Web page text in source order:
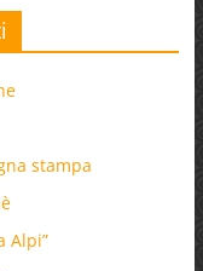
stampa
Alpi”